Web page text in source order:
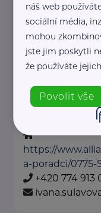
Allianz
Čkalovova 835/45
Jsme tu,
Pojistíme Vaše
život.
https://
a-poradci/0775-
+420 774 913
náš web
sociální média,
mohou
jste jim poskytli
že používáte
Povolit vše